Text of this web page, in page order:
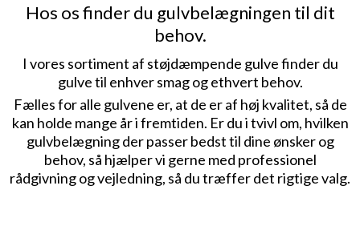
Hos os finder du gulvbelægningen til dit
behov.
I vores sortiment af støjdæmpende gulve finder du
gulve til enhver smag og ethvert behov.
Fælles for alle gulvene er, at de er af høj kvalitet, så de
kan holde mange år i fremtiden. Er du i tvivl om, hvilken
gulvbelægning der passer bedst til dine ønsker og
behov, så hjælper vi gerne med professionel
rådgivning og vejledning, så du træffer det rigtige valg.